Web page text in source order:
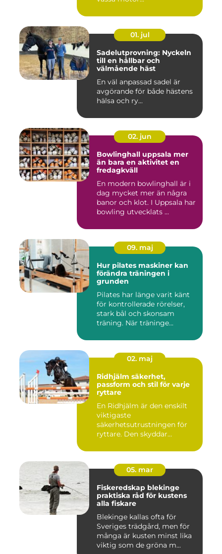
01. jul
Sadelutprovning: Nyckeln
till en hållbar och
välmående häst
En väl anpassad sadel är
avgörande för både hästens
hälsa och ry...
02. jun
Bowlinghall uppsala mer
än bara en aktivitet en
fredagkväll
En modern bowlinghall är i
dag mycket mer än några
banor och klot. I Uppsala har
bowling utvecklats ...
09. maj
Hur pilates maskiner kan
förändra träningen i
grunden
Pilates har länge varit känt
för kontrollerade rörelser,
stark bål och skonsam
träning. När träninge...
02. maj
Ridhjälm säkerhet,
passform och stil för varje
ryttare
En Ridhjälm är den enskilt
viktigaste
säkerhetsutrustningen för
ryttare. Den skyddar
05. mar
Fiskeredskap blekinge
praktiska råd för kustens
alla fiskare
Blekinge kallas ofta för
Sveriges trädgård, men för
många är kusten minst lika
viktig som de gröna m...